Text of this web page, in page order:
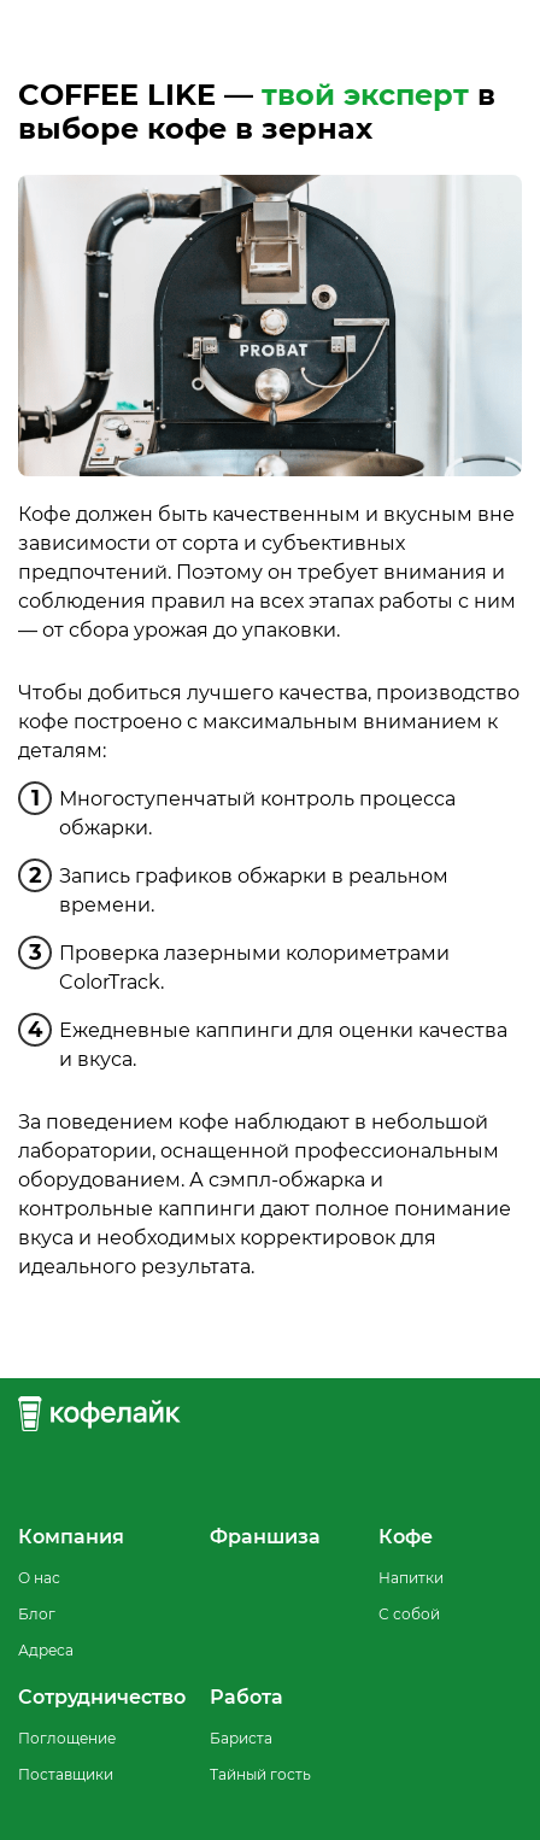
COFFEE LIKE — твой эксперт в
выборе кофе в зернах
Кофе должен быть качественным и вкусным вне
зависимости от сорта и субъективных
предпочтений. Поэтому он требует внимания и
соблюдения правил на всех этапах работы с ним
— от сбора урожая до упаковки.
Чтобы добиться лучшего качества, производство
кофе построено с максимальным вниманием к
деталям:
Многоступенчатый контроль процесса
обжарки.
Запись графиков обжарки в реальном
времени.
Проверка лазерными колориметрами
ColorTrack.
Ежедневные каппинги для оценки качества
и вкуса.
За поведением кофе наблюдают в небольшой
лаборатории, оснащенной профессиональным
оборудованием. А сэмпл-обжарка и
контрольные каппинги дают полное понимание
вкуса и необходимых корректировок для
идеального результата.
Компания
О нас
Блог
Адреса
Кофе
Напитки
С собой
Франшиза
Сотрудничество
Поглощение
Поставщики
Работа
Бариста
Тайный гость